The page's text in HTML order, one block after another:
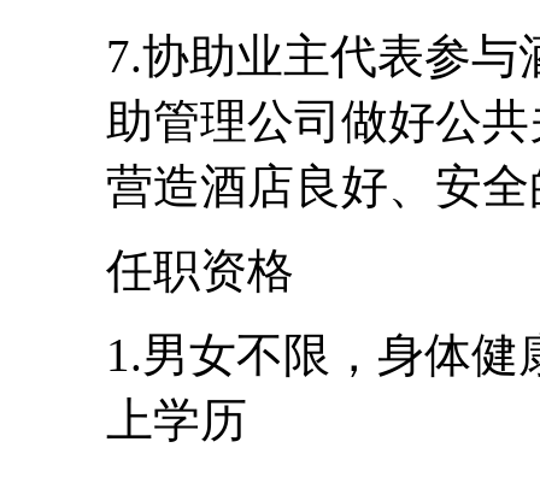
7.协助业主代表参
助管理公司做好公
营造酒店良好、安
任职资格
1.男女不限，身体
上学历